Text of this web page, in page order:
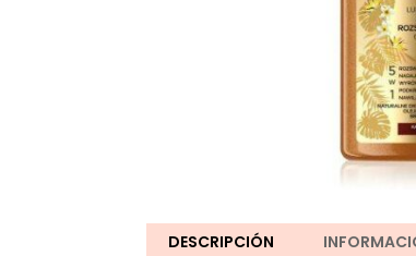
DESCRIPCIÓN